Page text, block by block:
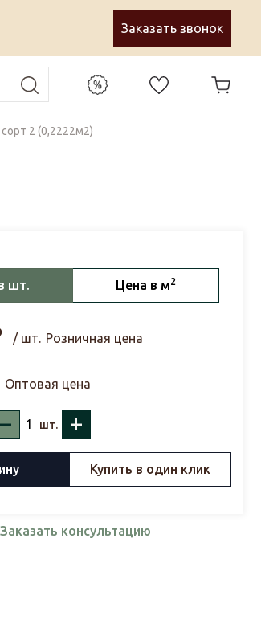
Заказать звонок
2 (0,2222м2)
шт. Цена в м2
/ шт. Розничная цена
Оптовая цена
– шт. +
Купить в один клик
Заказать консультацию